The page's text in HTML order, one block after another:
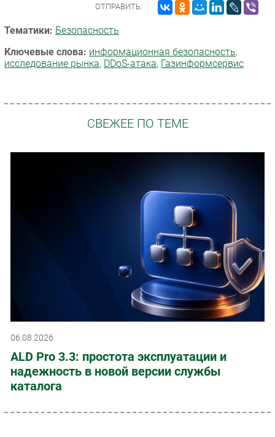
ОТПРАВИТЬ:
Тематики: Безопасность
Ключевые слова: информационная безопасность,
исследование рынка, DDoS-атака, Газинформсервис
СВЕЖЕЕ ПО ТЕМЕ
06.08.2026
ALD Pro 3.3: простота эксплуатации и
надежность в новой версии службы
каталога